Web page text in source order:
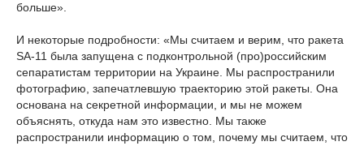
больше».
И некоторые подробности: «Мы считаем и верим, что ракета
SA-11 была запущена с подконтрольной (про)российским
сепаратистам территории на Украине. Мы распространили
фотографию, запечатлевшую траекторию этой ракеты. Она
основана на секретной информации, и мы не можем
объяснять, откуда нам это известно. Мы также
распространили информацию о том, почему мы считаем, что